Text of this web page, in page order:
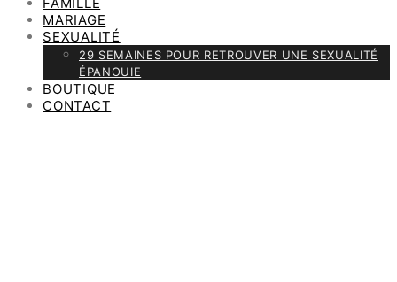
MARIAGE
SEXUALITÉ
29 SEMAINES POUR RETROUVER UNE SEXUALITÉ
ÉPANOUIE
BOUTIQUE
CONTACT